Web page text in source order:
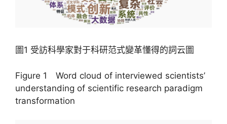
圖1 受訪科學家對于科研范式變革懂得的詞云圖
Figure 1 Word cloud of interviewed scientists’
understanding of scientific research paradigm
transformation